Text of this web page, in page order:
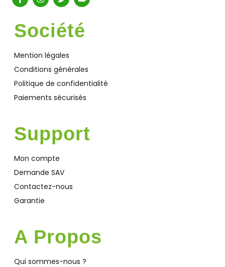
Société
Mention légales
Conditions générales
Politique de confidentialité
Paiements sécurisés
Support
Mon compte
Demande SAV
Contactez-nous
Garantie
A Propos
Qui sommes-nous ?